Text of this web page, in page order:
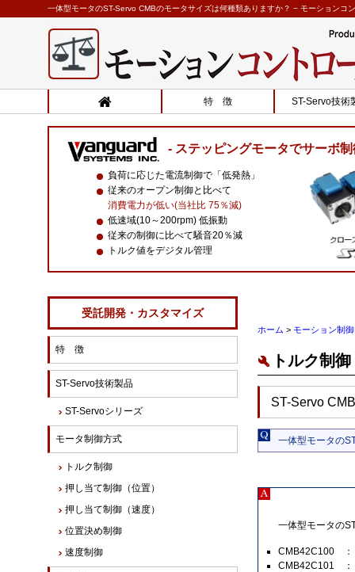
一体型モータのST-Servo CMBのモータサイズは何種類ありますか？ − モーションコ
特 徴 ST-Servo技術
ステッピングモータでサーボ制
負荷に応じた電流制御で「低発熱」
従来のオープン制御と比べて
消費電力が低い(当社比 75％減)
低速域(10～200rpm) 低振動
従来の制御に比べて騒音20％減
トルク値をデジタル管理
ホーム > モーション制
トルク制
ST-Servo CMB
一体型モータの
一体型モータの
CMB42C100
CMB42C101
受託開発・カスタマイズ
特 徴
ST-Servo技術製品
ST-Servoシリーズ
モータ制御方式
トルク制御
押し当て制御（位置）
押し当て制御（速度）
位置決め制御
速度制御